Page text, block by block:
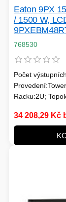
Eaton 9PX
/ 1500 W,
768530
Počet
Racku:2U;
Prodloužení
34 208,29 Kč